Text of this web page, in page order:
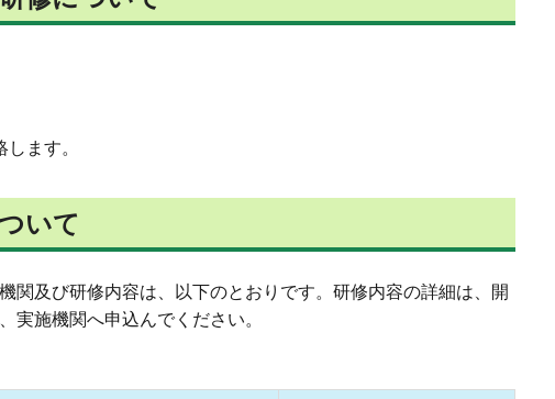
ます。
いて
及び研修内容は、以下のとおりです。研修内容の詳細は、開
実施機関へ申込んでください。